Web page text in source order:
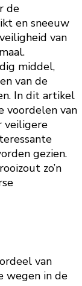
de
en sneeuw
van
middel,
van de
In dit artikel
voordelen van
veiligere
gezien.
zo’n
van
wegen in de